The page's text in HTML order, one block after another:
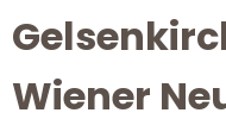
Wiener